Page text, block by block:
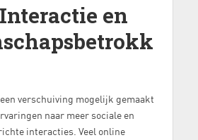
en
verschuiving mogelijk gemaakt
naar meer sociale en
interacties. Veel online